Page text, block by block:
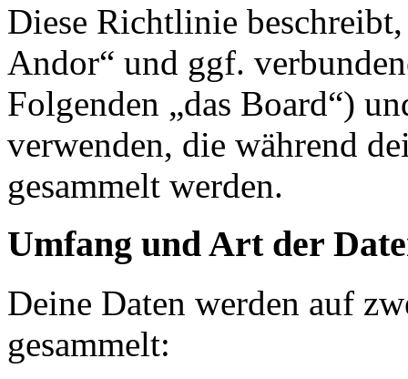
Diese Richtlinie
Andor“ und ggf.
Folgenden „das Board“)
verwenden, die während
gesammelt werden.
Umfang und Art der
Deine Daten werden auf
gesammelt: